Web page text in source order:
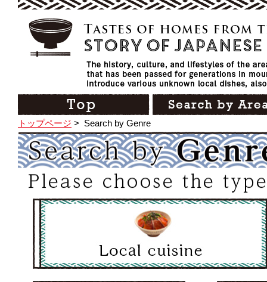
トップページ > Search by Genre